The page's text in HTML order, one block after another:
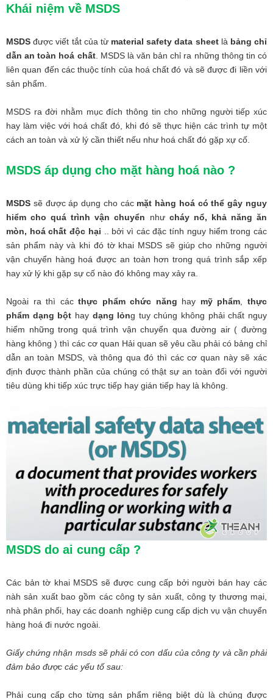
Khái niệm về MSDS
MSDS được viết tắt của từ material safety data sheetlà bảng chỉ
dẫn an toàn hoá chất. MSDS là văn bản chỉ ra những thông tin có
liên quan đến các thuộc tính của hoá chất đó và sẽ được đi liền với
sản phẩm.
MSDS ra đời nhằm mục đích thông tin cho những người tiếp xúc
hay làm việc với hoá chất đó, khi đó sẽ thực hiện các trình tự một
cách an toàn và xử lý cần thiết nếu như hoá chất đó gặp xự cố.
MSDS áp dụng cho mặt hàng hoá nào ?
MSDS sẽ được áp dụng cho các mặt hàng hoá có thể gây nguy
hiểm cho quá trình vận chuyển như cháy nổ, khả năng ăn
mòn, hoá chất độc hại
.. bởi vì các đặc tính nguy hiểm trong các
sản phẩm này và khi đó tờ khai MSDS sẽ giúp cho những người
vận chuyển hàng hoá được an toàn hơn trong quá trình sắp xếp
hay xử lý khi gặp sự cố nào đó không may xảy ra.
Ngoài ra thì cácthực phẩm chức năng hay mỹ phẩm ,thực
phẩm dạng bột hay dạng lỏng tuy chúng không phải chất nguy
hiểm những trong quá trình vận chuyển qua đường air ( đường
hàng không ) thì các cơ quan Hải quan sẽ yêu cầu phải có bảng chỉ
dẫn an toàn MSDS, và thông qua đó thì các cơ quan này sẽ xác
định được thành phần của chúng có thật sự an toàn đối với người
tiêu dùng khi tiếp xúc trực tiếp hay gián tiếp hay là không.
MSDS do ai cung cấp ?
Các bản tờ khai MSDS sẽ được cung cấp bởi người bán hay các
nàh sản xuất bao gồm các công ty sản xuất, công ty thương mại,
nhà phân phối, hay các doanh nghiệp cung cấp dịch vụ vận chuyển
hàng hoá đi nước ngoài.
Giấy chứng nhận msds sẽ phải có con dấu của công ty và cần phải
đảm bảo được các yếu tố sau:
Phải cung cấp cho từng sản phẩm riêng biệt dù là chúng được